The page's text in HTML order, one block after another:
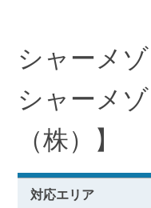
シャーメ
シャーメ
（株）】
対応エリア